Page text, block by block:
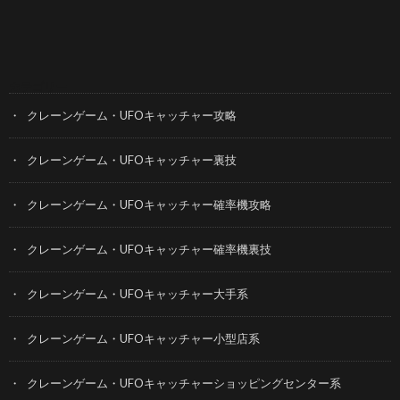
クレーンゲーム・UFOキャッチャー攻略
クレーンゲーム・UFOキャッチャー裏技
クレーンゲーム・UFOキャッチャー確率機攻略
クレーンゲーム・UFOキャッチャー確率機裏技
クレーンゲーム・UFOキャッチャー大手系
クレーンゲーム・UFOキャッチャー小型店系
クレーンゲーム・UFOキャッチャーショッピングセンター系